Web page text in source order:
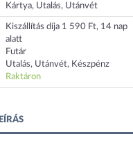
Kártya, Utalás, Utánvét
Kiszállítás díja 1 590 Ft, 14 nap
alatt
Futár
Utalás, Utánvét, Készpénz
Raktáron